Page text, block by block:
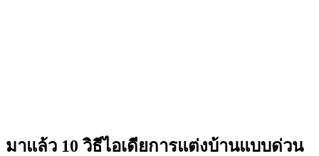
มาแล้ว 10 วิธีไอเดียการแต่งบ้านแบบด่วน